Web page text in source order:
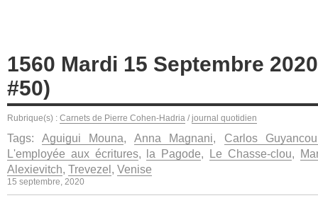
1560 Mardi 15 Septembre
#50)
Rubrique(s) : Carnets de Pierre Cohen-Hadria / journal quotidien
Tags: Aguigui Mouna Anna Magnani
Carlos
L'employée aux écritures, la Pagode Le Chasse-clou
Alexievitch Trevezel Venise
15 septembre, 2020